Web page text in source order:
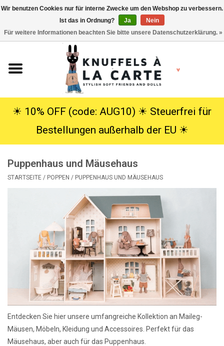
Kuscheltiere
SALE
Geschenke
Lookbooks
☀︎ 10% OFF (code: AUG10) ☀︎ Steuerfrei für
Bestellungen außerhalb der EU ☀︎
Puppenhaus und Mäusehaus
STARTSEITE / POPPEN / PUPPENHAUS UND MÄUSEHAUS
Entdecken Sie hier unsere umfangreiche Kollektion an Maileg-
Mäusen, Möbeln, Kleidung und Accessoires. Perfekt für das
Mäusehaus, aber auch für das Puppenhaus.
Wir benutzen Cookies nur für interne Zwecke um den Webshop zu verbessern.
Ist das in Ordnung?
Ja
Nein
Für weitere Informationen beachten Sie bitte unsere Datenschutzerklärung. »